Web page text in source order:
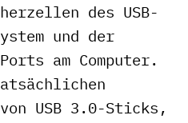
des USB-
und der
am Computer.
USB 3.0-Sticks,